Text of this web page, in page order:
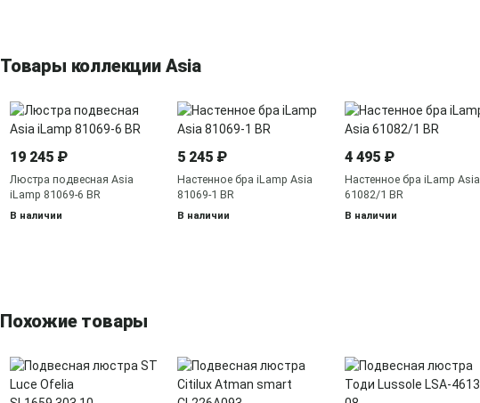
Товары коллекции Asia
19 245 ₽
Люстра подвесная Asia
iLamp 81069-6 BR
В наличии
5 245 ₽
Настенное бра iLamp Asia
81069-1 BR
В наличии
4 495 ₽
Настенное бра iLamp Asia
61082/1 BR
В наличии
Похожие товары